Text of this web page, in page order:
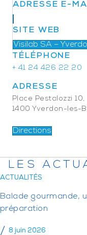
ADRESSE E-
SITE WEB
Visilab SA –
TÉLÉPHONE
+ 41 24 426 22 20
ADRESSE
Place Pestalozzi 10,
1400 Yverdon-les-
Directions
LES
ACTUALITÉS
Balade gourmande,
préparation
8 juin 2026